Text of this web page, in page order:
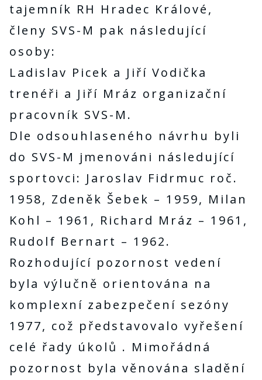
tajemník RH Hradec Králové,
členy SVS-M pak následující
osoby:
Ladislav Picek a Jiří Vodička
trenéři a Jiří Mráz organizační
pracovník SVS-M.
Dle odsouhlaseného návrhu byli
do SVS-M jmenováni následující
sportovci: Jaroslav Fidrmuc roč.
1958, Zdeněk Šebek – 1959, Milan
Kohl – 1961, Richard Mráz – 1961,
Rudolf Bernart – 1962.
Rozhodující pozornost vedení
byla výlučně orientována na
komplexní zabezpečení sezóny
1977, což představovalo vyřešení
celé řady úkolů . Mimořádná
pozornost byla věnována sladění